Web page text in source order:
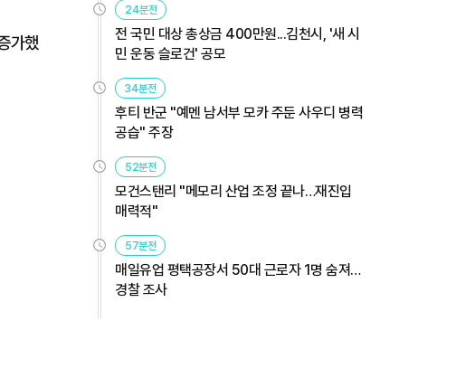
가했
24분전
전 국민 대상 총상금 400만원...김천시, '새 시
민 운동 슬로건' 공모
34분전
후티 반군 "예멘 남서부 모카 주둔 사우디 병력
공습" 주장
52분전
모건스탠리 "메모리 산업 조정 끝나…재진입
매력적"
57분전
매일유업 평택공장서 50대 근로자 1명 숨져…
경찰 조사